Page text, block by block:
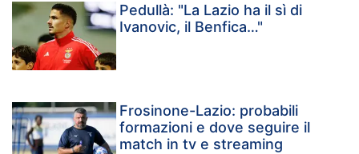
Pedullà: "La Lazio ha il sì di
Ivanovic, il Benfica…"
Frosinone-Lazio: probabili
formazioni e dove seguire il
match in tv e streaming